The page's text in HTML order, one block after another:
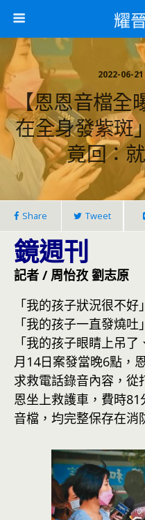
耀
2022-06-
【恩恩音檔全
在全身發紫斑
竟回：
Share Tweet
鏡週刊
記者 / 周怡孜 劉志原
「我的孩子狀況很不好
「我的孩子一直發燒
「我的孩子眼睛上吊
月14日案發當晚6點，
求救電話錄音內容，從
恩坐上救護車，費時
音檔，均完整保存在消